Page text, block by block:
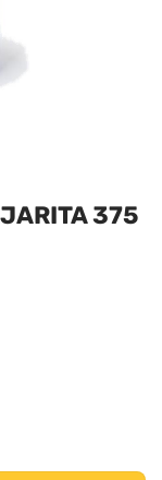
375
INTENSO L-12